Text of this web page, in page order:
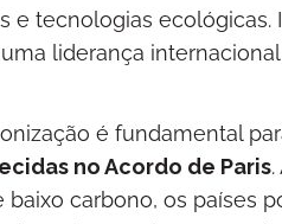
e tecnologias
liderança
é fundamental
no Acordo de Paris.
carbono, os países